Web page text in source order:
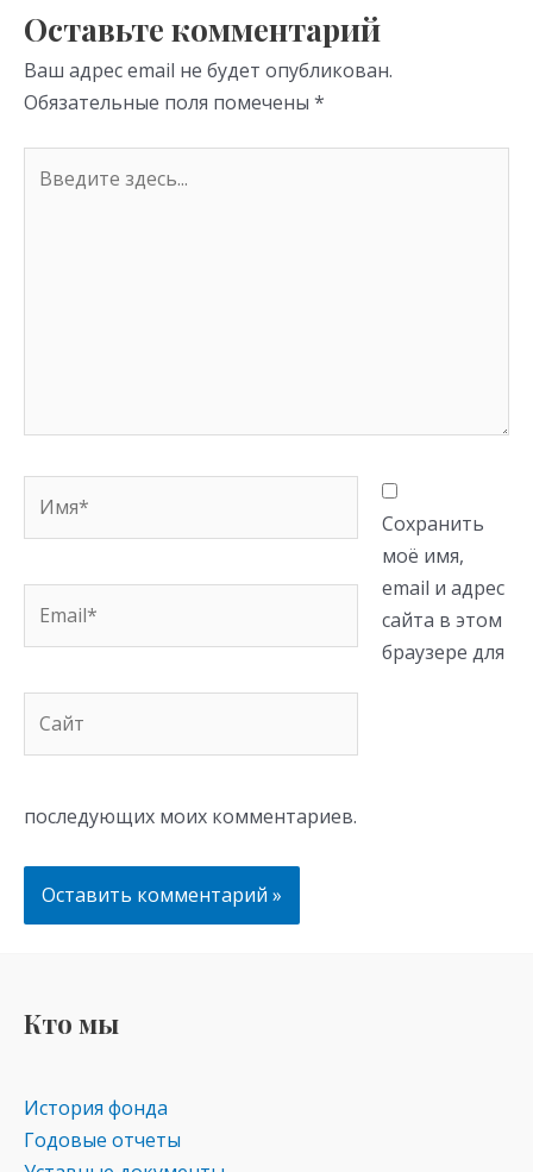
ni
ki
Оставьте комментарий
Ваш адрес email не будет опубликован.
Обязательные поля помечены *
здесь...
Сохранить
моё имя,
email и адрес
сайта в этом
браузере для
последующих моих комментариев.
Кто мы
История фонда
Годовые отчеты